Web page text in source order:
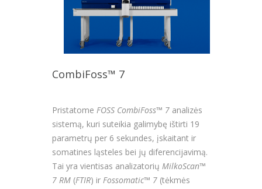
CombiFoss™ 7
Pristatome FOSS CombiFoss™ 7 analizės
sistemą, kuri suteikia galimybę ištirti 19
parametrų per 6 sekundes, įskaitant ir
somatines ląsteles bei jų diferencijavimą.
Tai yra vientisas analizatorių MilkoScan™
7 RM (FTIR) ir Fossomatic™ 7 (tėkmės